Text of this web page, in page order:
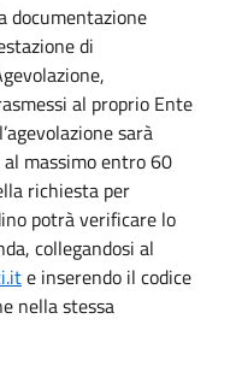
documentazione
di
al proprio Ente
sarà
massimo entro 60
richiesta per
potrà verificare lo
collegandosi al
e inserendo il codice
nella stessa